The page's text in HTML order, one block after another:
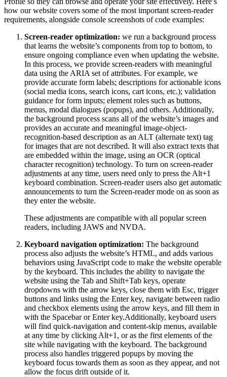
how our website covers some of the most important screen-reader
requirements, alongside console screenshots of code examples:
Screen-reader optimization: we run a background process
that learns the website’s components from top to bottom, to
ensure ongoing compliance even when updating the website.
In this process, we provide screen-readers with meaningful
data using the ARIA set of attributes. For example, we
provide accurate form labels; descriptions for actionable icons
(social media icons, search icons, cart icons, etc.); validation
guidance for form inputs; element roles such as buttons,
menus, modal dialogues (popups), and others. Additionally,
the background process scans all of the website’s images and
provides an accurate and meaningful image-object-
recognition-based description as an ALT (alternate text) tag
for images that are not described. It will also extract texts that
are embedded within the image, using an OCR (optical
character recognition) technology. To turn on screen-reader
adjustments at any time, users need only to press the Alt+1
keyboard combination. Screen-reader users also get automatic
announcements to turn the Screen-reader mode on as soon as
they enter the website.
These adjustments are compatible with all popular screen
readers, including JAWS and NVDA.
Keyboard navigation optimization: The background
process also adjusts the website’s HTML, and adds various
behaviors using JavaScript code to make the website operable
by the keyboard. This includes the ability to navigate the
website using the Tab and Shift+Tab keys, operate
dropdowns with the arrow keys, close them with Esc, trigger
buttons and links using the Enter key, navigate between radio
and checkbox elements using the arrow keys, and fill them in
with the Spacebar or Enter key.Additionally, keyboard users
will find quick-navigation and content-skip menus, available
at any time by clicking Alt+1, or as the first elements of the
site while navigating with the keyboard. The background
process also handles triggered popups by moving the
keyboard focus towards them as soon as they appear, and not
allow the focus drift outside of it.